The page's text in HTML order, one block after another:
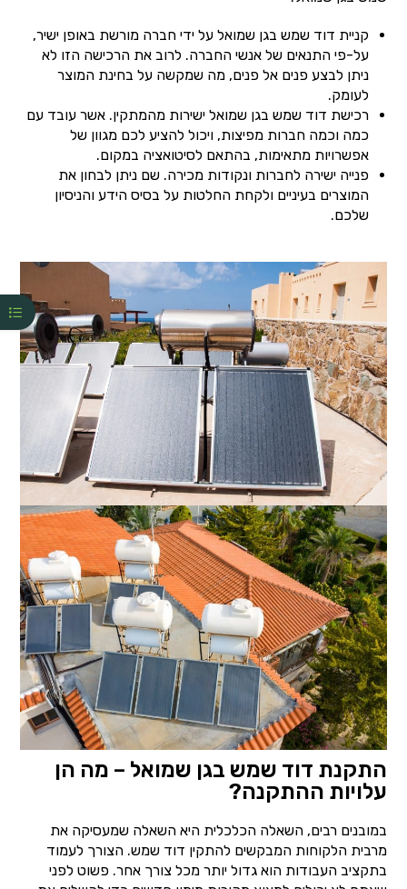
קניית דוד שמש בגן שמואל על ידי חברה מורשת באופן ישיר,
על-פי התנאים של אנשי החברה. לרוב את הרכישה הזו לא
ניתן לבצע פנים אל פנים, מה שמקשה על בחינת המוצר
לעומק.
רכישת דוד שמש בגן שמואל ישירות מהמתקין. אשר עובד עם
כמה וכמה חברות מפיצות, ויכול להציע לכם מגוון של
אפשרויות מתאימות, בהתאם לסיטואציה במקום.
פנייה ישירה לחברות ונקודות מכירה. שם ניתן לבחון את
המוצרים בעיניים ולקחת החלטות על בסיס הידע והניסיון
שלכם.
התקנת דוד שמש בגן שמואל – מה הן
עלויות ההתקנה?
במובנים רבים, השאלה הכלכלית היא השאלה שמעסיקה את
מרבית הלקוחות המבקשים להתקין דוד שמש. הצורך לעמוד
בתקציב העבודות הוא גדול יותר מכל צורך אחר. פשוט לפני